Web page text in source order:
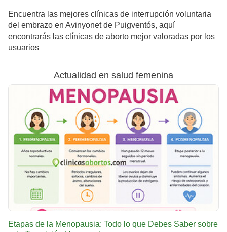
Encuentra las mejores clínicas de interrupción voluntaria
del embrazo en Avinyonet de Puigventós, aquí
encontrarás las clínicas de aborto mejor valoradas por los
usuarios
Actualidad en salud femenina
Etapas de la Menopausia: Todo lo que Debes Saber sobre